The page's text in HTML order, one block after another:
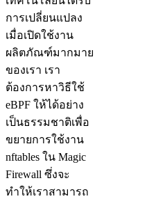
การเปลี่ยนแปลง
เมื่อเปิดใช้งาน
ผลิตภัณฑ์มากมาย
ของเรา เรา
ต้องการหาวิธีใช้
eBPF ให้ได้อย่าง
เป็นธรรมชาติเพื่อ
ขยายการใช้งาน
nftables ใน Magic
Firewall ซึ่งจะ
ทำให้เราสามารถ